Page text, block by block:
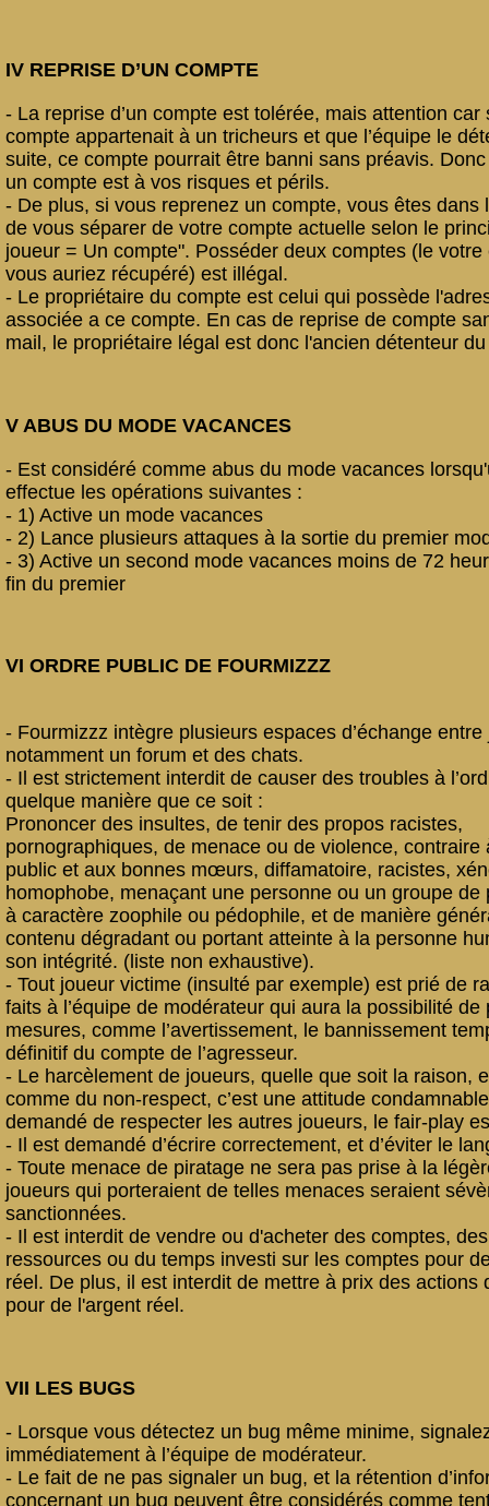
IV REPRISE D’UN COMPTE
- La reprise d’un compte est tolérée, mais attention car
compte appartenait à un tricheurs et que l’équipe le
suite, ce compte pourrait être banni sans préavis.
un compte est à vos risques et périls.
- De plus, si vous reprenez un compte, vous êtes dans
de vous séparer de votre compte actuelle selon le
joueur = Un compte". Posséder deux comptes (le votre
vous auriez récupéré) est illégal.
- Le propriétaire du compte est celui qui possède
associée a ce compte. En cas de reprise de compte
mail, le propriétaire légal est donc l'ancien détenteur
V ABUS DU MODE VACANCES
- Est considéré comme abus du mode vacances
effectue les opérations suivantes :
- 1) Active un mode vacances
- 2) Lance plusieurs attaques à la sortie du premier
- 3) Active un second mode vacances moins de 72
fin du premier
VI ORDRE PUBLIC DE FOURMIZZZ
- Fourmizzz intègre plusieurs espaces d’échange entre
notamment un forum et des chats.
- Il est strictement interdit de causer des troubles à
quelque manière que ce soit :
Prononcer des insultes, de tenir des propos racistes,
pornographiques, de menace ou de violence, contraire
public et aux bonnes mœurs, diffamatoire, racistes,
homophobe, menaçant une personne ou un groupe de
à caractère zoophile ou pédophile, et de manière
contenu dégradant ou portant atteinte à la personne
son intégrité. (liste non exhaustive).
- Tout joueur victime (insulté par exemple) est prié de
faits à l’équipe de modérateur qui aura la possibilité de
mesures, comme l’avertissement, le bannissement
définitif du compte de l’agresseur.
- Le harcèlement de joueurs, quelle que soit la raison,
comme du non-respect, c’est une attitude
demandé de respecter les autres joueurs, le fair-play
- Il est demandé d’écrire correctement, et d’éviter le
- Toute menace de piratage ne sera pas prise à la
joueurs qui porteraient de telles menaces seraient
sanctionnées.
- Il est interdit de vendre ou d'acheter des comptes,
ressources ou du temps investi sur les comptes pour
réel. De plus, il est interdit de mettre à prix des actions
pour de l'argent réel.
VII LES BUGS
- Lorsque vous détectez un bug même minime,
immédiatement à l’équipe de modérateur.
- Le fait de ne pas signaler un bug, et la rétention
concernant un bug peuvent être considérés comme